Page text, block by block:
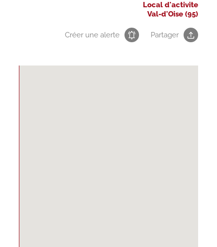
Local d'activite
Val-d'Oise (95)
Créer une alerte Partager